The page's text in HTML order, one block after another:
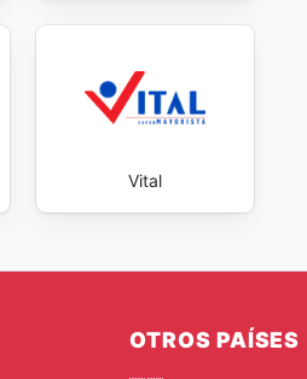
Vital
OTROS PAÍSES